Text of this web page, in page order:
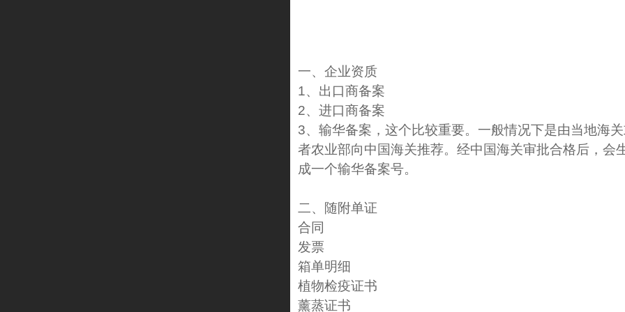
一、企业资质
1、出口商备案
2、进口商备案
3、输华备案，这个比较重要。一般情况下是由当地海
者农业部向中国海关推荐。经中国海关审批合格后，会
成一个输华备案号。
二、随附单证
合同
发票
箱单明细
植物检疫证书
薰蒸证书